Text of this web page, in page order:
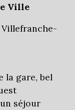
Ville
Villefranche-
la gare, bel
séjour